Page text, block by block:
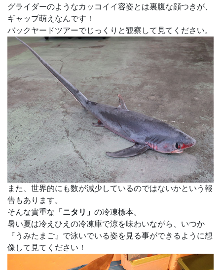
グライダーのようなカッコイイ容姿とは裏腹な顔つきが、
ギャップ萌えなんです！
バックヤードツアーでじっくりと観察して見てください。
また、世界的にも数が減少しているのではないかという報
告もあります。
そんな貴重な 「ニタリ」 の冷凍標本。
暑い夏は冷えひえの冷凍庫で涼を味わいながら、いつか
『うみたまご』で泳いでいる姿を見る事ができるように想
像して見てください！